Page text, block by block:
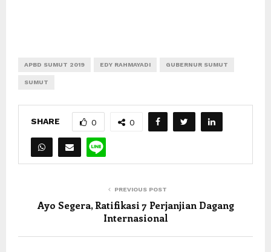
APBD SUMUT 2019 EDY RAHMAYADI GUBERNUR SUMUT
SUMUT
SHARE 0 0
PREVIOUS POST
Ayo Segera, Ratifikasi 7 Perjanjian Dagang
Internasional